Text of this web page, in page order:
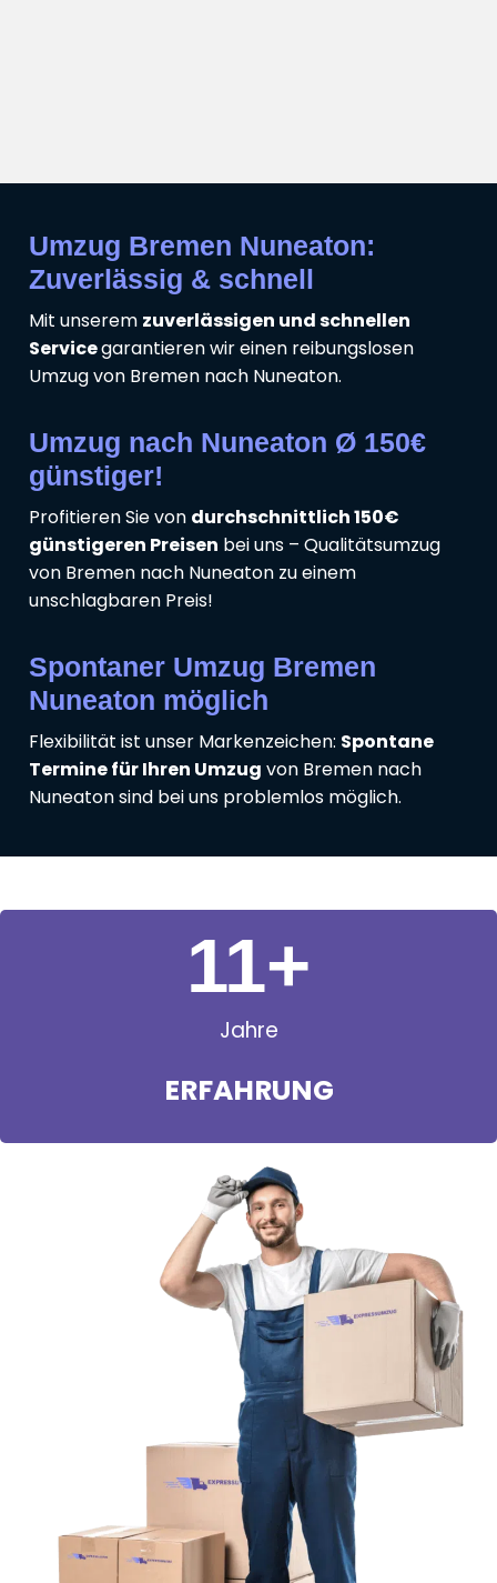
Umzug Bremen Nuneaton:
Zuverlässig & schnell
Mit unserem zuverlässigen und schnellen
Servicegarantieren wir einen reibungslosen
Umzug von Bremen nach Nuneaton.
Umzug nach Nuneaton Ø 150€
günstiger!
Profitieren Sie von durchschnittlich 150€
günstigeren Preisen bei uns – Qualitätsumzug
von Bremen nach Nuneaton zu einem
unschlagbaren Preis!
Spontaner Umzug Bremen
Nuneaton möglich
Flexibilität ist unser Markenzeichen: Spontane
Termine für Ihren Umzug von Bremen nach
Nuneaton sind bei uns problemlos möglich.
Jahre
ERFAHRUNG
11+